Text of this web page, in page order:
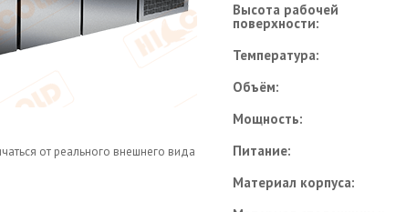
от реального внешнего вида
Высота рабочей
поверхности:
Температура:
Объём:
Мощность:
Питание:
Материал корпуса: